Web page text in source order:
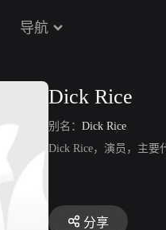
导航
Dick Rice
别名： Dick Rice
Dick Rice，演员，主要
分享